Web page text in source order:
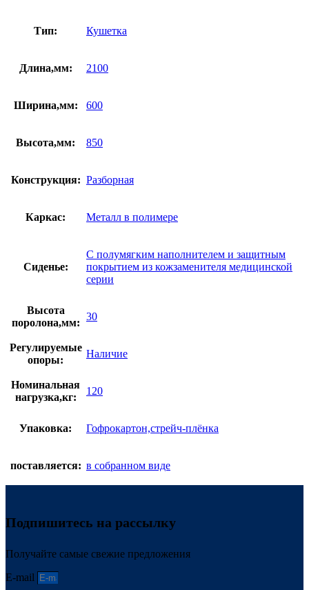
Тип: Кушетка
Длина,мм: 2100
Ширина,мм: 600
Высота,мм: 850
Конструкция: Разборная
Каркас: Металл в полимере
Сиденье:
С полумягким наполнителем и защитным
покрытием из кожзаменителя медицинской
серии
Высота
поролона,мм:
30
Регулируемые
опоры:
Наличие
Номинальная
нагрузка,кг:
120
Упаковка: Гофрокартон,стрейч-плёнка
поставляется: в собранном виде
Подпишитесь на рассылку
Получайте самые свежие предложения
E-mail